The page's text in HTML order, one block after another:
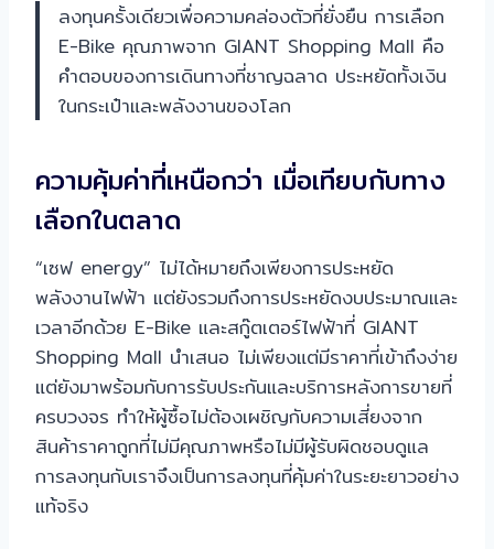
ลงทุนครั้งเดียวเพื่อความคล่องตัวที่ยั่งยืน การเลือก
E-Bike คุณภาพจาก GIANT Shopping Mall คือ
คำตอบของการเดินทางที่ชาญฉลาด ประหยัดทั้งเงิน
ในกระเป๋าและพลังงานของโลก
ความคุ้มค่าที่เหนือกว่า เมื่อเทียบกับทาง
เลือกในตลาด
“เซฟ energy” ไม่ได้หมายถึงเพียงการประหยัด
พลังงานไฟฟ้า แต่ยังรวมถึงการประหยัดงบประมาณและ
เวลาอีกด้วย E-Bike และสกู๊ตเตอร์ไฟฟ้าที่ GIANT
Shopping Mall นำเสนอ ไม่เพียงแต่มีราคาที่เข้าถึงง่าย
แต่ยังมาพร้อมกับการรับประกันและบริการหลังการขายที่
ครบวงจร ทำให้ผู้ซื้อไม่ต้องเผชิญกับความเสี่ยงจาก
สินค้าราคาถูกที่ไม่มีคุณภาพหรือไม่มีผู้รับผิดชอบดูแล
การลงทุนกับเราจึงเป็นการลงทุนที่คุ้มค่าในระยะยาวอย่าง
แท้จริง